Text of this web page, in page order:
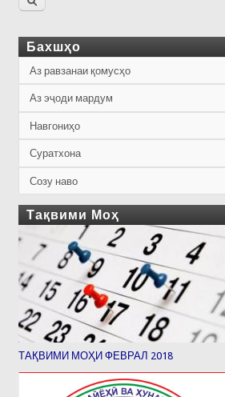
Бахшҳо
Аз равзанаи қомусҳо
Аз эҷоди мардум
Навгониҳо
Суратхона
Созу наво
Тақвими Моҳ
ТАҚВИМИ МОҲИ ФЕВРАЛ 2018